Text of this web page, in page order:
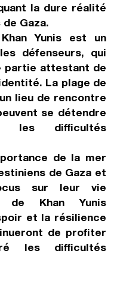
la dure réalité
Gaza.
Yunis est un
défenseurs, qui
partie attestant de
La plage de
lieu de rencontre
se détendre
les difficultés
de la mer
de Gaza et
sur leur vie
de Khan Yunis
et la résilience
de profiter
les difficultés